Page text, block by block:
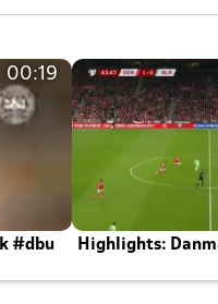
00:19
#dbu
Highlights: